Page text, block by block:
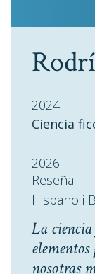
2024
Ciencia
2026
Reseña
Hispano i
La
nosotras